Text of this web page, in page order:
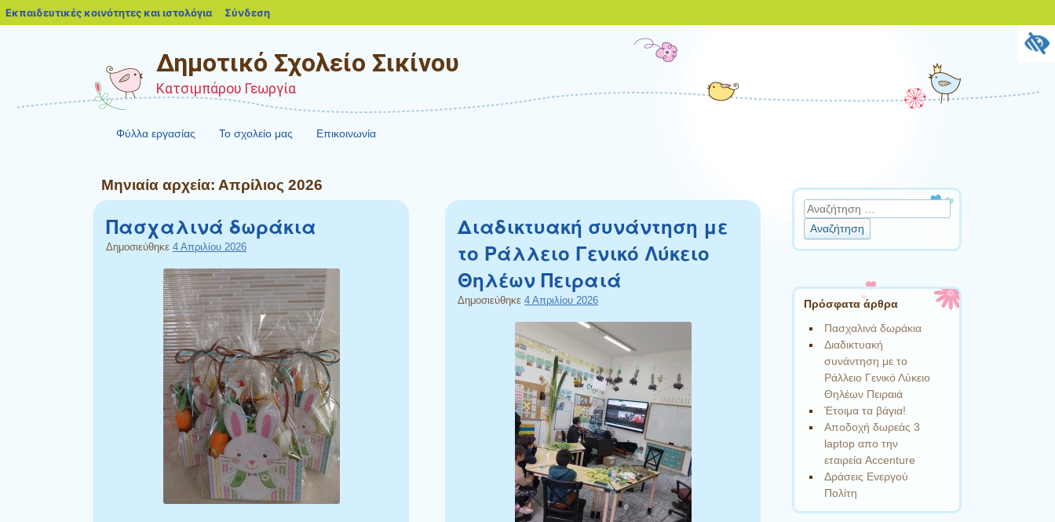
Δημοτικό Σχολείο Σικίνου
Κατσιμπάρου Γεωργία
Φύλλα εργασίας Το σχολείο μας Επικοινωνία
Μηνιαία αρχεία: Απρίλιος 2026
Πασχαλινά δωράκια
Δημοσιεύθηκε 4 Απριλίου 2026
Διαδικτυακή συνάντηση με
το Ράλλειο Γενικό Λύκειο
Θηλέων Πειραιά
Δημοσιεύθηκε 4 Απριλίου 2026
Αναζήτηση
Πρόσφατα άρθρα
Πασχαλινά δωράκια
Διαδικτυακή
συνάντηση με το
Ράλλειο Γενικό Λύκειο
Θηλέων Πειραιά
Έτοιμα τα βάγια!
Αποδοχή δωρεάς 3
laptop απο την
εταιρεία Accenture
Δράσεις Ενεργού
Πολίτη
Εκπαιδευτικές κοινότητες και ιστολόγια blogs.sch.gr
Σύνδεση